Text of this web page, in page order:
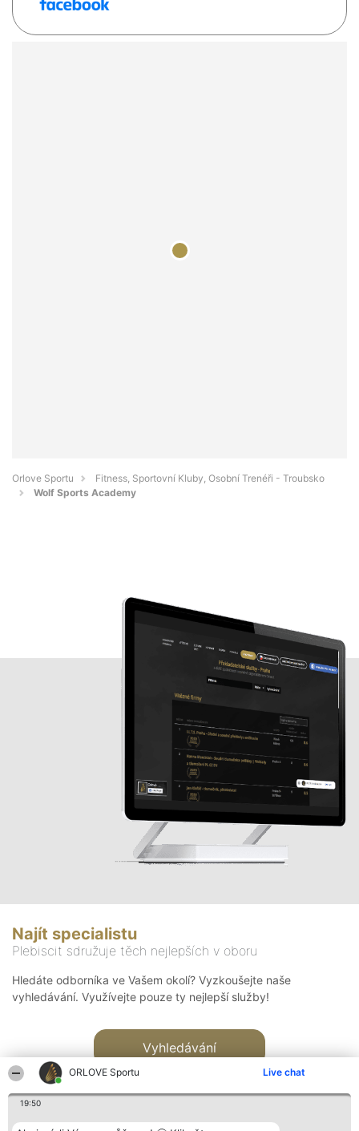
ORLOVE Sportu Live chat
19:50
Orlove Sportu
Fitness, Sportovní Kluby, Osobní Trenéři - Troubsko
Wolf Sports Academy
Najít specialistu
Plebiscit sdružuje těch nejlepších v oboru
Hledáte odborníka ve Vašem okolí? Vyzkoušejte naše
vyhledávání. Využívejte pouze ty nejlepší služby!
Vyhledávání